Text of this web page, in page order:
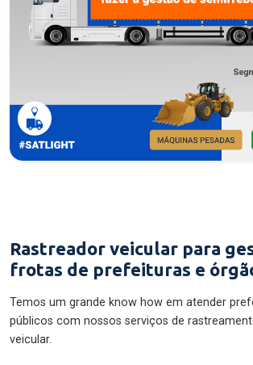
Rastreador veicular para
frotas de prefeituras e
Temos um grande know how em atender
públicos com nossos serviços de
veicular.